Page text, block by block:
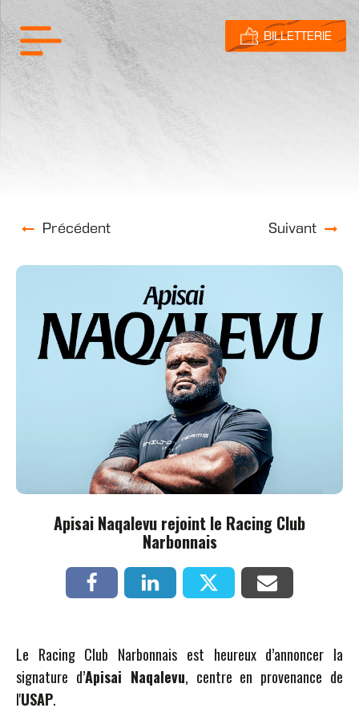
Précédent Suivant
Apisai Naqalevu rejoint le Racing Club
Narbonnais
Le Racing Club Narbonnais est heureux d’annoncer la
signature d’Apisai Naqalevu, centre en provenance de
l'USAP.
BILLETTERIE